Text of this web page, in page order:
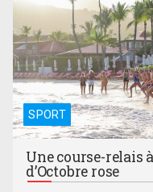
SPORT
Une course-relais
d’Octobre rose